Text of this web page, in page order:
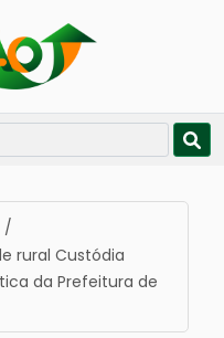
/
rural Custódia
da Prefeitura de